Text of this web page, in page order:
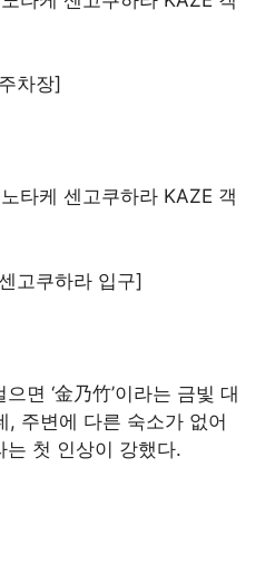
차장]
고쿠하라 입구]
면 ‘金乃竹’이라는 금빛 대
, 주변에 다른 숙소가 없어
는 첫 인상이 강했다.